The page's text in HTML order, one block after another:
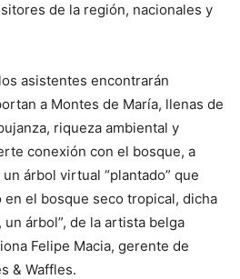
de la región, nacionales y
asistentes encontrarán
a Montes de María, llenas de
riqueza ambiental y
conexión con el bosque, a
árbol virtual “plantado” que
el bosque seco tropical, dicha
árbol”, de la artista belga
Felipe Macia, gerente de
& Waffles.